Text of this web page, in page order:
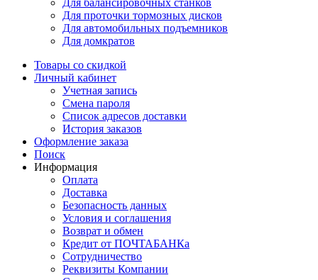
Для балансировочных станков
Для проточки тормозных дисков
Для автомобильных подъемников
Для домкратов
Товары со скидкой
Личный кабинет
Учетная запись
Смена пароля
Список адресов доставки
История заказов
Оформление заказа
Поиск
Информация
Оплата
Доставка
Безопасность данных
Условия и соглашения
Возврат и обмен
Кредит от ПОЧТАБАНКа
Сотрудничество
Реквизиты Компании